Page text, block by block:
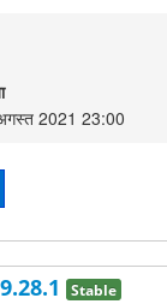
2021 23:00
Stable